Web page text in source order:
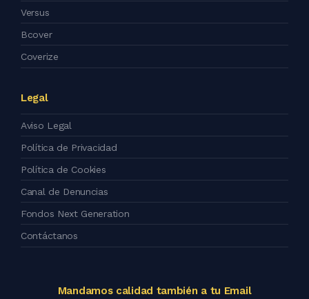
Versus
Bcover
Coverize
Legal
Aviso Legal
Política de Privacidad
Política de Cookies
Canal de Denuncias
Fondos Next Generation
Contáctanos
Mandamos calidad también a tu Email